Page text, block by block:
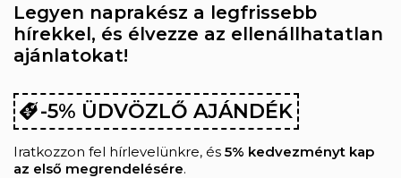
Legyen naprakész a legfrissebb
hírekkel, és élvezze az ellenállhatatlan
ajánlatokat!
-5% ÜDVÖZLŐ AJÁNDÉK
Iratkozzon fel hírlevelünkre, és 5% kedvezményt kap
az első megrendelésére.